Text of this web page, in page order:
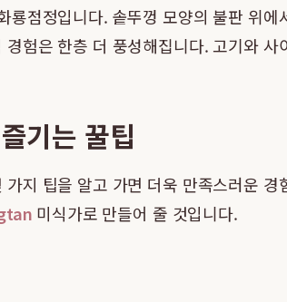
점정입니다. 솥뚜껑 모양의 불판 위
험은 한층 더 풍성해집니다. 고기와
기는 꿀팁
가지 팁을 알고 가면 더욱 만족스러운
미식가로 만들어 줄 것입니다.